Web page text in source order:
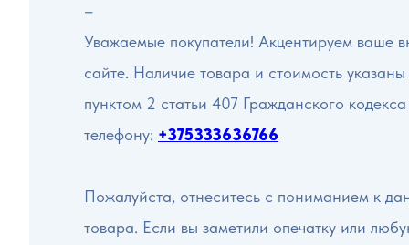
–
Уважаемые покупатели! Акцентируем ваше
сайте. Наличие товара и стоимость
пунктом 2 статьи 407 Гражданского
телефону: +375333636766
Пожалуйста, отнеситесь с пониманием к
товара. Если вы заметили опечатку или